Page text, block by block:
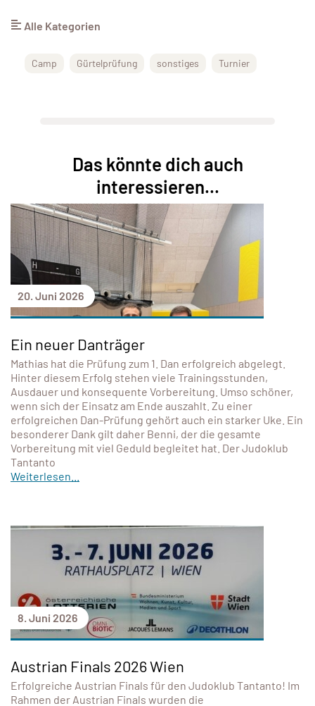
Alle Kategorien
Camp Gürtelprüfung sonstiges Turnier
Das könnte dich auch
interessieren...
20. Juni 2026
Ein neuer Danträger
Mathias hat die Prüfung zum 1. Dan erfolgreich abgelegt.
Hinter diesem Erfolg stehen viele Trainingsstunden,
Ausdauer und konsequente Vorbereitung. Umso schöner,
wenn sich der Einsatz am Ende auszahlt. Zu einer
erfolgreichen Dan-Prüfung gehört auch ein starker Uke. Ein
besonderer Dank gilt daher Benni, der die gesamte
Vorbereitung mit viel Geduld begleitet hat. Der Judoklub
Tantanto
Weiterlesen...
8. Juni 2026
Austrian Finals 2026 Wien
Erfolgreiche Austrian Finals für den Judoklub Tantanto! Im
Rahmen der Austrian Finals wurden die